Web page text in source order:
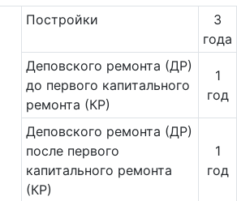
Постройки
3
года
Деповского ремонта (ДР)
до первого капитального
ремонта (КР)
1
год
Деповского ремонта (ДР)
после первого
капитального ремонта
(КР)
1
год